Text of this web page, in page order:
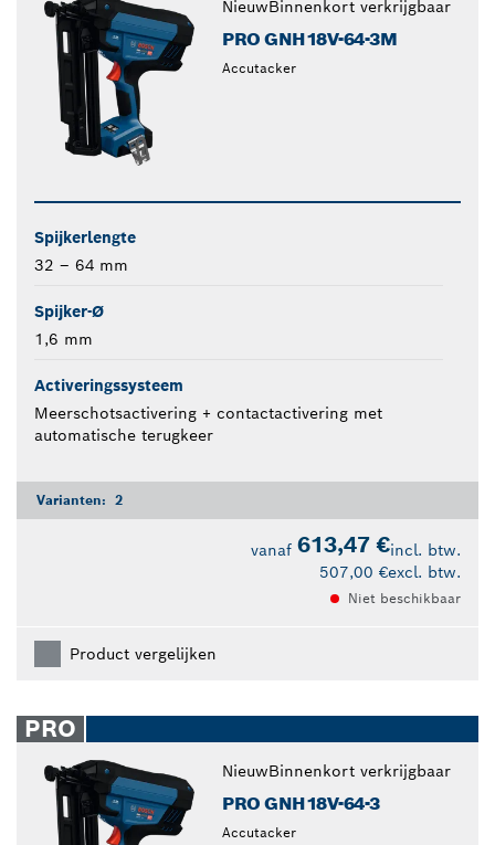
NieuwBinnenkort verkrijgbaar
PRO GNH18V-64-3M
Accutacker
Spijkerlengte
32 – 64 mm
Spijker-Ø
1,6 mm
Activeringssysteem
Meerschotsactivering + contactactivering met
automatische terugkeer
Varianten: 2
vanaf 613,47 €incl. btw.
507,00 €excl. btw.
Niet beschikbaar
Product vergelijken
PRO
NieuwBinnenkort verkrijgbaar
PRO GNH18V-64-3
Accutacker